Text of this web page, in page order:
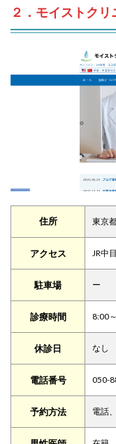
２．モイストクリ
住所 東京
アクセス JR中
駐車場 ー
診療時間 8:00
休診日 なし
電話番号 050-
予約方法 電話